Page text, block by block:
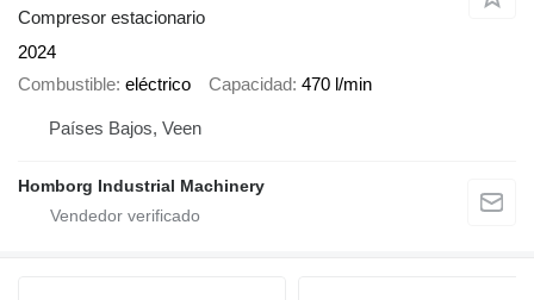
Compresor estacionario
2024
Combustible eléctrico Capacidad 470 l/min
Países Bajos, Veen
Homborg Industrial Machinery